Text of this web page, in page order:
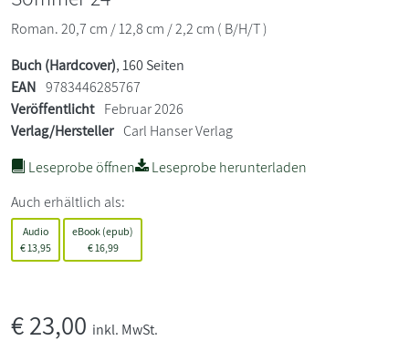
Roman. 20,7 cm / 12,8 cm / 2,2 cm ( B/H/T )
Buch (Hardcover), 160 Seiten
EAN 9783446285767
Veröffentlicht Februar 2026
Verlag/Hersteller Carl Hanser Verlag
Leseprobe öffnen
Leseprobe herunterladen
Auch erhältlich als:
Audio
€ 13,95
eBook (epub)
€16,99
€23,00 inkl. MwSt.